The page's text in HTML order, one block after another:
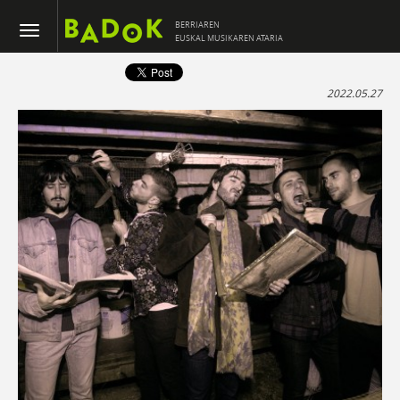
BERRIAREN
EUSKAL MUSIKAREN ATARIA
2022.05.27